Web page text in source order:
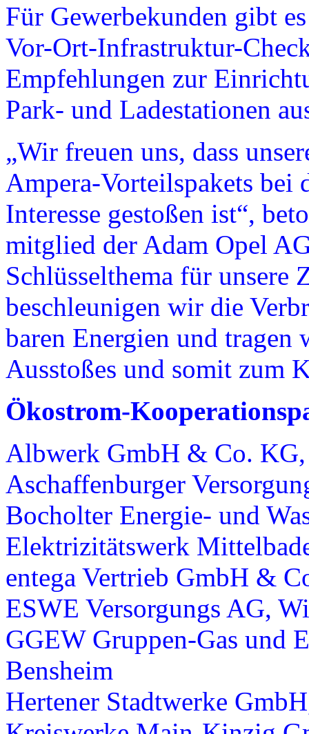
Für Gewerbekunden gibt
Vor-Ort-Infrastruktur-
Empfehlungen zur
Park- und Ladestationen
„Wir freuen uns, dass
Ampera-Vorteilspakets bei
Interesse gestoßen ist“,
mitglied der Adam Opel
Schlüsselthema für
beschleunigen wir die
baren Energien und tragen
Ausstoßes und somit zum
Ökostrom-
Albwerk GmbH & Co.
Aschaffenburger
Bocholter Energie- und
Elektrizitätswerk
entega Vertrieb GmbH &
ESWE Versorgungs AG,
GGEW Gruppen-Gas und
Bensheim
Hertener Stadtwerke